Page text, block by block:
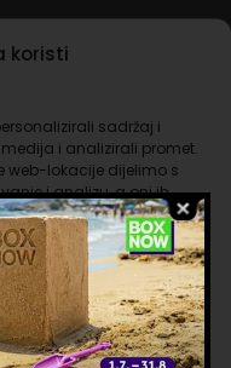
koristi
sadržaj i
i analizirali promet.
web-lokacije dijelimo s
i analizu, a oni ih
ste im pružili ili koje su
Nastavkom
našu upotrebu